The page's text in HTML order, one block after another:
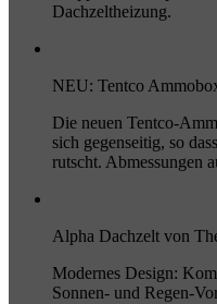
Dachzeltheizung.
NEU: Tentco
Die neuen Tentco-
sich gegenseitig, so
rutscht. Abmessungen
Alpha Dachzelt von
Modernes Design:
Sonnen- und Regen-